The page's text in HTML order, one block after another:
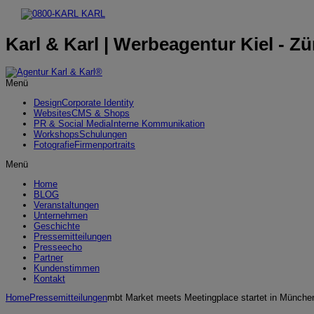
Karl & Karl | Werbeagentur Kiel -
Menü
DesignCorporate Identity
WebsitesCMS & Shops
PR & Social Media Interne Kommunikation
WorkshopsSchulungen
FotografieFirmenportraits
Menü
Home
BLOG
Veranstaltungen
Unternehmen
Geschichte
Pressemitteilungen
Presseecho
Partner
Kundenstimmen
Kontakt
HomePressemitteilungenmbt Market meets Meetingplace startet in